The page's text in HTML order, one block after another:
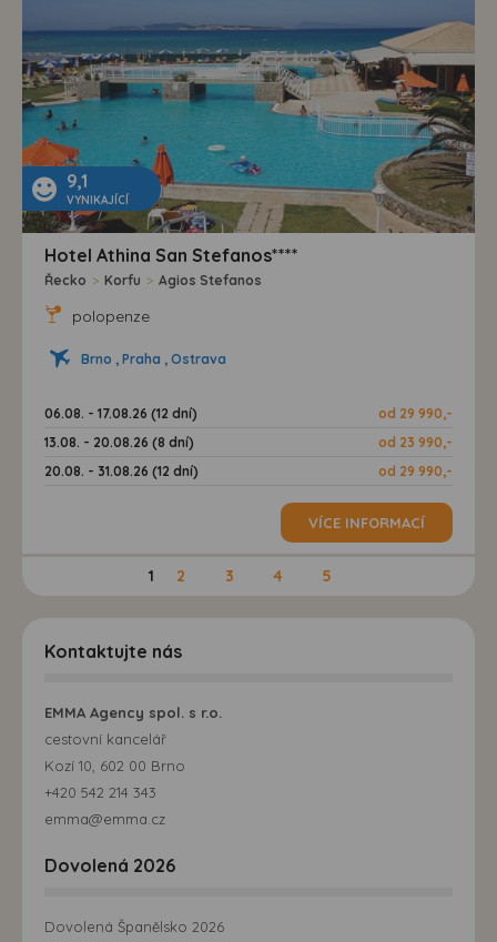
9,1
VYNIKAJÍCÍ
Hotel Athina San Stefanos****
Řecko > Korfu > Agios Stefanos
polopenze
Brno , Praha , Ostrava
06.08. - 17.08.26 (12 dní)
od 29 990,-
13.08. - 20.08.26 (8 dní)
od 23 990,-
20.08. - 31.08.26 (12 dní)
od 29 990,-
VÍCE INFORMACÍ
1 2 3 4 5
Kontaktujte nás
EMMA Agency spol. s r.o.
cestovní kancelář
Kozí 10, 602 00 Brno
+420 542 214 343
emma@emma.cz
Dovolená 2026
Dovolená Španělsko 2026